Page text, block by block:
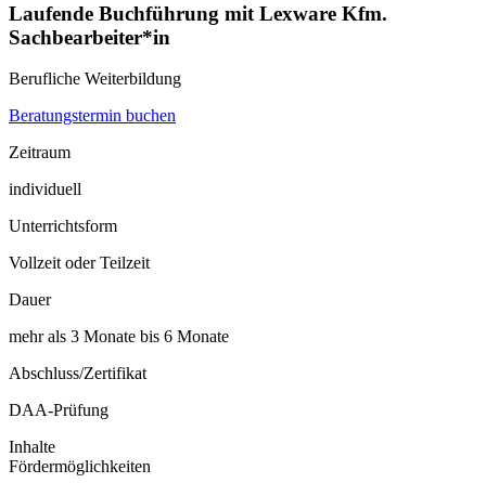
Laufende Buchführung mit Lexware Kfm.
Sachbearbeiter*in
Berufliche Weiterbildung
Beratungstermin buchen
Zeitraum
individuell
Unterrichtsform
Vollzeit oder Teilzeit
Dauer
mehr als 3 Monate bis 6 Monate
Abschluss/Zertifikat
DAA-Prüfung
Inhalte
Fördermöglichkeiten